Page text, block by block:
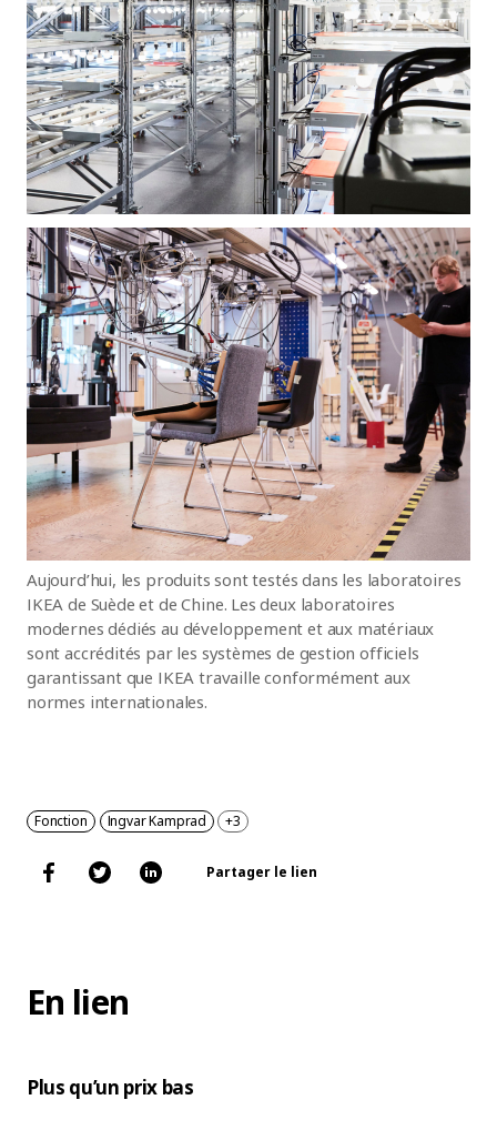
Aujourd’hui, les produits sont testés dans les laboratoires
IKEA de Suède et de Chine. Les deux laboratoires
modernes dédiés au développement et aux matériaux
sont accrédités par les systèmes de gestion officiels
garantissant que IKEA travaille conformément aux
normes internationales.
Partager le lien
Fonction Ingvar Kamprad +3
En lien
Plus qu’un prix bas